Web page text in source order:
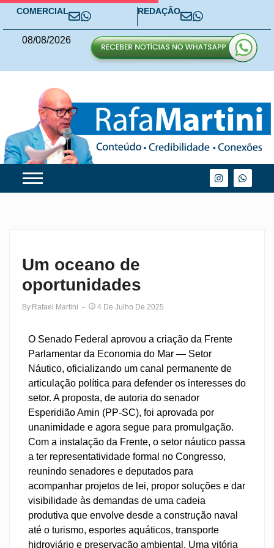
COMERCIAL REDAÇÃO
08/08/2026
Um oceano de
oportunidades
By Rafael Martini 4 De Julho De 2025
O Senado Federal aprovou a criação da Frente
Parlamentar da Economia do Mar — Setor
Náutico, oficializando um canal permanente de
articulação política para defender os interesses do
setor. A proposta, de autoria do senador
Esperidião Amin (PP-SC), foi aprovada por
unanimidade e agora segue para promulgação.
Com a instalação da Frente, o setor náutico passa
a ter representatividade formal no Congresso,
reunindo senadores e deputados para
acompanhar projetos de lei, propor soluções e dar
visibilidade às demandas de uma cadeia
produtiva que envolve desde a construção naval
até o turismo, esportes aquáticos, transporte
hidroviário e preservação ambiental. Uma vitória